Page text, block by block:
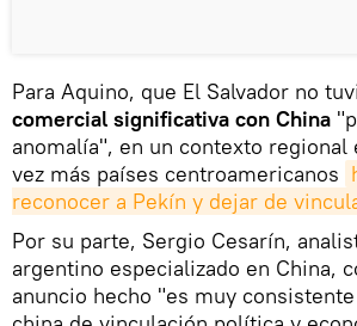
Para Aquino, que El Salvador no
comercial significativa con China
anomalía", en un contexto regional
vez más países centroamericanos
reconocer a Pekín y dejar de
Por su parte, Sergio Cesarín,
argentino especializado en China,
anuncio hecho "es muy